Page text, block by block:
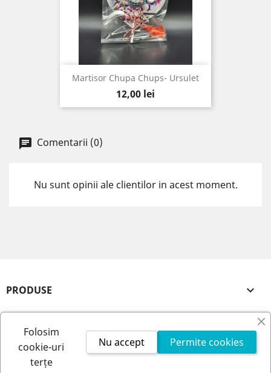
Martisor Chupa Chups- Ursulet
Pret
12,00 lei
Comentarii (0)
Nu sunt opinii ale clientilor in acest moment.
PRODUSE 
CONTUL TAU 
Folosim
cookie-uri
terțe
Permite cookies
Nu accept